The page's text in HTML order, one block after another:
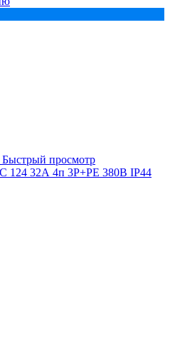
Быстрый просмотр
124 32А 4п 3Р+РЕ 380В IP44